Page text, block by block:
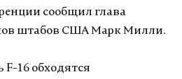
сообщил глава
штабов США Марк Милли.
F-16 обходятся